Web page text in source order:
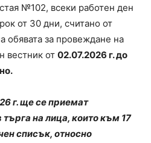
№102, всеки работен ден
от 30 дни, считано от
обявата за провеждане на
вестник от 02.07.2026 г. до
г. ще се приемат
на лица, които към 17
списък, относно